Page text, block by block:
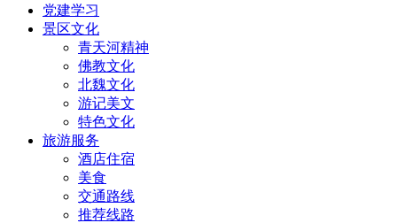
党建学习
景区文化
青天河精神
佛教文化
北魏文化
游记美文
特色文化
旅游服务
酒店住宿
美食
交通路线
推荐线路